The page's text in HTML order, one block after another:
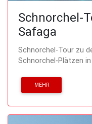
Schnorchel-
Safaga
Schnorchel-Tour zu
Schnorchel-Plätzen
MEHR